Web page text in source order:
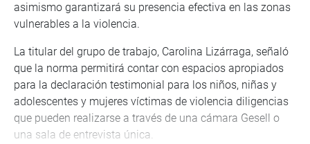
asimismo garantizará su presencia efectiva en las zonas
vulnerables a la violencia.
La titular del grupo de trabajo, Carolina Lizárraga, señaló
que la norma permitirá contar con espacios apropiados
para la declaración testimonial para los niños, niñas y
adolescentes y mujeres víctimas de violencia diligencias
que pueden realizarse a través de una cámara Gesell o
una sala de entrevista única.